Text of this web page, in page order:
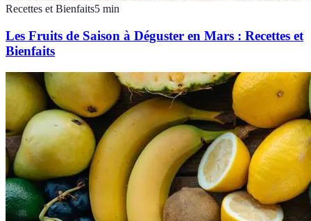
Recettes et Bienfaits5 min
Les Fruits de Saison à Déguster en Mars : Recettes et
Bienfaits